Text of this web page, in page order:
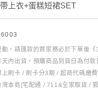
上衣+蛋糕短裙SET
動，請匯款的買家務必於下單後
天內出貨，預購商品到貨日為付
上刷卡 / 刷卡分3期 / 超商代碼繳
灣本島[宅配通 / 711&全家取貨 /